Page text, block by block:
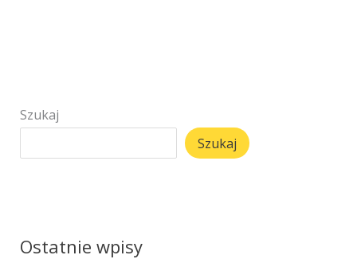
Szukaj
Szukaj
Ostatnie wpisy